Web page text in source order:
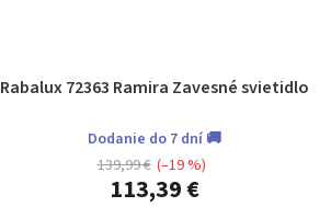
Rabalux 72363 Ramira Zavesné svietidlo
Dodanie do 7 dní 🚚
113,39 €
139,99 € (–19 %)